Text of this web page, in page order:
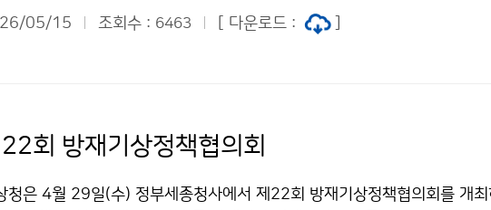
05/15 조회수 : 6463 [ 다운로드 :
회 방재기상정책협의회
청은 4월 29일(수) 정부세종청사에서 제22회 방재기상정책협의회를 개